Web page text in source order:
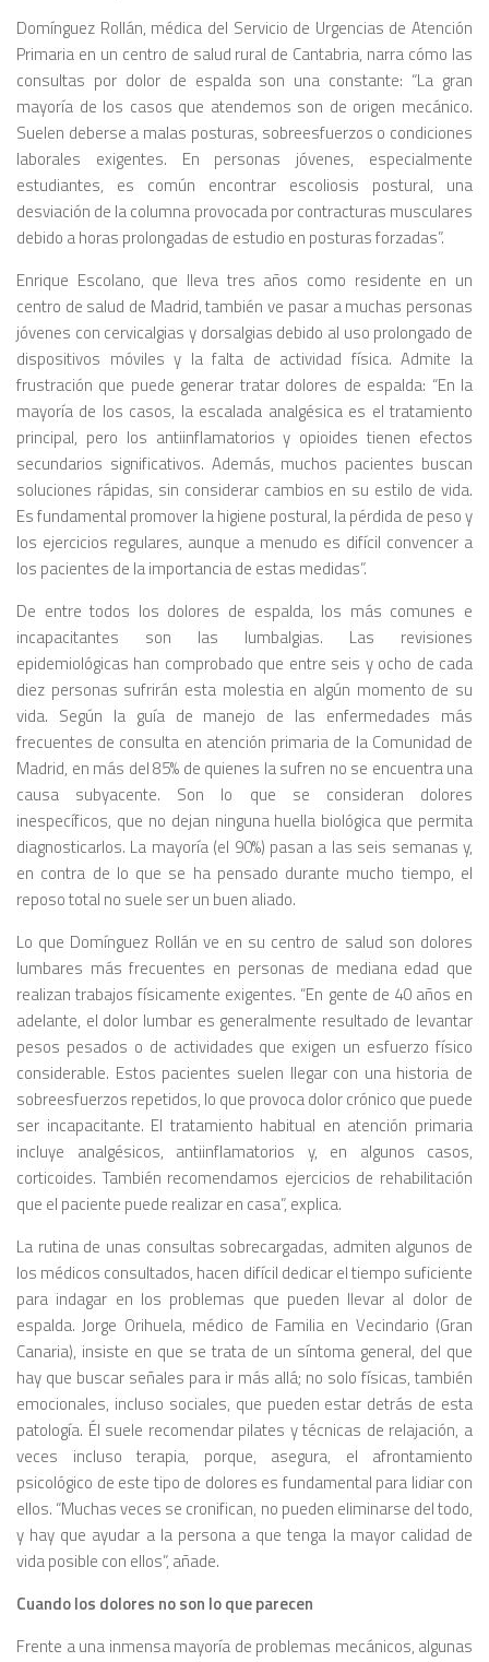
Domínguez Rollán, médica del Servicio de Urgencias de Atención
Primaria en un centro de salud rural de Cantabria, narra cómo las
consultas por dolor de espalda son una constante: “La gran
mayoría de los casos que atendemos son de origen mecánico.
Suelen deberse a malas posturas, sobreesfuerzos o condiciones
laborales exigentes. En personas jóvenes, especialmente
estudiantes, es común encontrar escoliosis postural, una
desviación de la columna provocada por contracturas musculares
debido a horas prolongadas de estudio en posturas forzadas”.
Enrique Escolano, que lleva tres años como residente en un
centro de salud de Madrid, también ve pasar a muchas personas
jóvenes con cervicalgias y dorsalgias debido al uso prolongado de
dispositivos móviles y la falta de actividad física. Admite la
frustración que puede generar tratar dolores de espalda: “En la
mayoría de los casos, la escalada analgésica es el tratamiento
principal, pero los antiinflamatorios y opioides tienen efectos
secundarios significativos. Además, muchos pacientes buscan
soluciones rápidas, sin considerar cambios en su estilo de vida.
Es fundamental promover la higiene postural, la pérdida de peso y
los ejercicios regulares, aunque a menudo es difícil convencer a
los pacientes de la importancia de estas medidas”.
De entre todos los dolores de espalda, los más comunes e
incapacitantes son las lumbalgias. Las revisiones
epidemiológicas han comprobado que entre seis y ocho de cada
diez personas sufrirán esta molestia en algún momento de su
vida. Según la guía de manejo de las enfermedades más
frecuentes de consulta en atención primaria de la Comunidad de
Madrid, en más del 85% de quienes la sufren no se encuentra una
causa subyacente. Son lo que se consideran dolores
inespecíficos, que no dejan ninguna huella biológica que permita
diagnosticarlos. La mayoría (el 90%) pasan a las seis semanas y,
en contra de lo que se ha pensado durante mucho tiempo, el
reposo total no suele ser un buen aliado.
Lo que Domínguez Rollán ve en su centro de salud son dolores
lumbares más frecuentes en personas de mediana edad que
realizan trabajos físicamente exigentes. “En gente de 40 años en
adelante, el dolor lumbar es generalmente resultado de levantar
pesos pesados o de actividades que exigen un esfuerzo físico
considerable. Estos pacientes suelen llegar con una historia de
sobreesfuerzos repetidos, lo que provoca dolor crónico que puede
ser incapacitante. El tratamiento habitual en atención primaria
incluye analgésicos, antiinflamatorios y, en algunos casos,
corticoides. También recomendamos ejercicios de rehabilitación
que el paciente puede realizar en casa”, explica.
La rutina de unas consultas sobrecargadas, admiten algunos de
los médicos consultados, hacen difícil dedicar el tiempo suficiente
para indagar en los problemas que pueden llevar al dolor de
espalda. Jorge Orihuela, médico de Familia en Vecindario (Gran
Canaria), insiste en que se trata de un síntoma general, del que
hay que buscar señales para ir más allá; no solo físicas, también
emocionales, incluso sociales, que pueden estar detrás de esta
patología. Él suele recomendar pilates y técnicas de relajación, a
veces incluso terapia, porque, asegura, el afrontamiento
psicológico de este tipo de dolores es fundamental para lidiar con
ellos. “Muchas veces se cronifican, no pueden eliminarse del todo,
y hay que ayudar a la persona a que tenga la mayor calidad de
vida posible con ellos”, añade.
Cuando los dolores no son lo que parecen
Frente a una inmensa mayoría de problemas mecánicos, algunas